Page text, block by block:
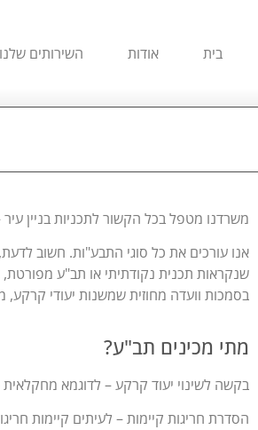
בית אודות השירותים שלנו
משרדנו מטפל בכל הקשור לתכניות בניין
אנו עורכים את כל סוגי התבע"ות. חשוב
שנקראות תכנית נקודתיתי או תב"ע מפורטת,
בסמכות וועדה מחוזית שמשנות יעודי קרקע,
מתי מכינים תב"ע?
בקשה לשינוי יעוד קרקע – לדוגמא מחקלאית
הסדרת חריגות קיימות – לעיתים קיימות